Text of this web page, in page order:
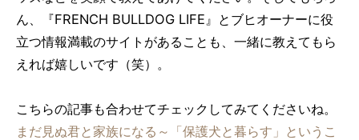
ん、『FRENCH BULLDOG LIFE』とブヒオーナーに役
立つ情報満載のサイトがあることも、一緒に教えてもら
えれば嬉しいです（笑）。
こちらの記事も合わせてチェックしてみてくださいね。
まだ見ぬ君と家族になる～「保護犬と暮らす」というこ